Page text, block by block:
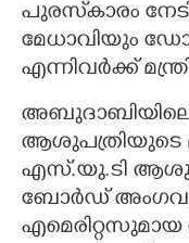
CONTACT US
പുരസ്‌കാരം
മേധാവിയും
എന്നിവർക്ക്
അബുദാബിയിലെ
ആശുപത്രിയുടെ
എസ്.യു.ടി
ബോർഡ്